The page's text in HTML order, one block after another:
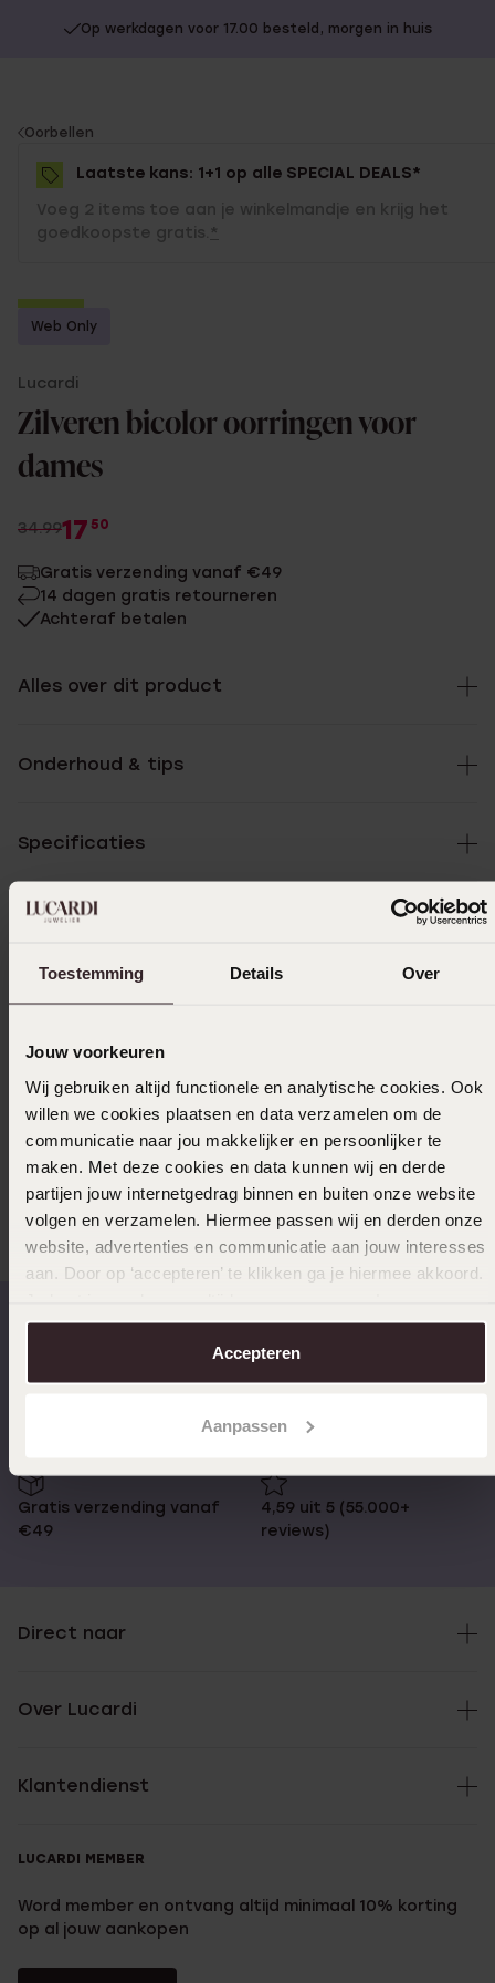
Toestemming Details Over
Jouw voorkeuren
Wij gebruiken altijd functionele en analytische cookies. Ook
willen we cookies plaatsen en data verzamelen om de
communicatie naar jou makkelijker en persoonlijker te
maken. Met deze cookies en data kunnen wij en derde
partijen jouw internetgedrag binnen en buiten onze website
volgen en verzamelen. Hiermee passen wij en derden onze
website, advertenties en communicatie aan jouw interesses
aan. Door op ‘accepteren’ te klikken ga je hiermee akkoord.
over in onscookiebeleid.
Accepteren
Aanpassen
Op werkdagen voor 17.00 besteld, morgen in huis
You
are
here:
Oorbellen
Laatste kans: 1+1 op alle SPECIAL DEALS*
Voeg 2 items toe aan je winkelmandje en krijg het
goedkoopste gratis. *
-50%
Web Only
Lucardi
Zilveren bicolor oorringen voor
dames
34.9917 50
Gratis verzending vanaf €49
14 dagen gratis retourneren
Achteraf betalen
Alles over dit product
Onderhoud & tips
Specificaties
Levering & retourneren
Ook leuk voor jou
Anderen kochten ook
Op werkdagen voor 17.00
besteld, morgen in huis
14 dagen gratis
retourneren
Gratis verzending vanaf
€49
4,59 uit 5 (55.000+
reviews)
Direct naar
Over Lucardi
Klantendienst
LUCARDI MEMBER
Word member en ontvang altijd minimaal 10% korting
op al jouw aankopen